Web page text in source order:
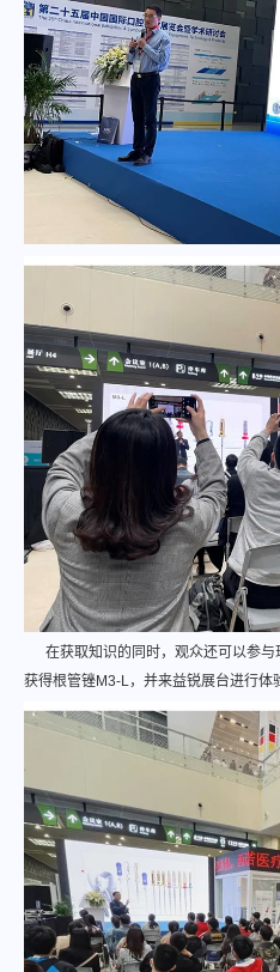
在获取知识的同时，观众还可以参与
获得根管锉M3-L，并来益锐展台进行体